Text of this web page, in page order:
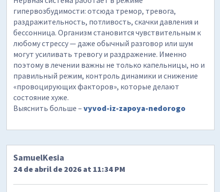
гипервозбудимости: отсюда тремор, тревога,
раздражительность, потливость, скачки давления и
бессонница. Организм становится чувствительным к
любому стрессу — даже обычный разговор или шум
могут усиливать тревогу и раздражение. Именно
поэтому в лечении важны не только капельницы, но и
правильный режим, контроль динамики и снижение
«провоцирующих факторов», которые делают
состояние хуже.
Выяснить больше –vyvod-iz-zapoya-nedorogo
SamuelKesia
24 de abril de 2026 at 11:34 PM